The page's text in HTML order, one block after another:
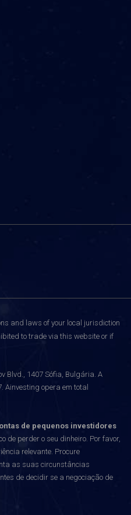
and laws of your local jurisdiction
to trade via this website or if
Blvd., 1407 Sófia, Bulgária. A
Ainvesting opera em total
de pequenos investidores
de perder o seu dinheiro. Por favor,
relevante. Procure
as suas circunstâncias
de decidir se a negociação de